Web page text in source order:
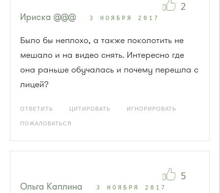
Ириска @@@ 3 НОЯБРЯ 2017
Было бы неплохо, а также поколотить не
мешало и на видео снять. Интересно где
она раньше обучалась и почему перешла с
лицей?
ОТВЕТИТЬ ЦИТИРОВАТЬ ИГНОРИРОВАТЬ
ПОЖАЛОВАТЬСЯ
2
Ольга Каплина 3 НОЯБРЯ 2017
5